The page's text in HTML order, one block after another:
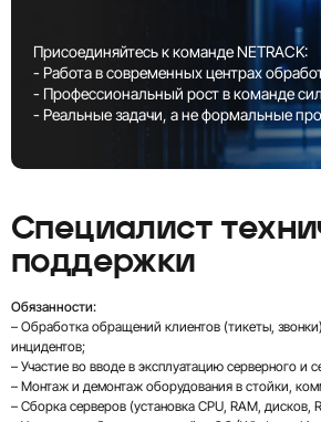
Присоединяйтесь к команде NETRACK:
- Работа в современных центрах
- Профессиональный рост в команде
- Реальные задачи, а не формальные
Специалист
поддержки
Обязанности:
– Обработка обращений клиентов (тикеты,
инцидентов;
– Участие во вводе в эксплуатацию серверного и
– Монтаж и демонтаж оборудования в стойки,
– Сборка серверов (установка CPU, RAM, дисков,